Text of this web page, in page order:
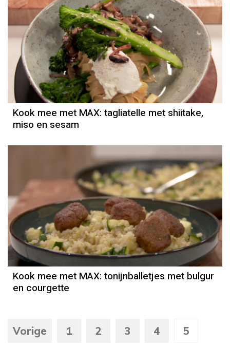
Kook mee met MAX: tagliatelle met shiitake,
miso en sesam
Kook mee met MAX: tonijnballetjes met bulgur
en courgette
Vorige 1 2 3 4 5